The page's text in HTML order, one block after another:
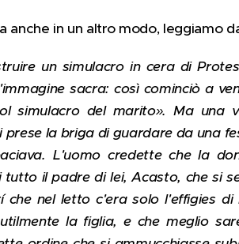
anche in un altro modo, leggiamo
un simulacro in cera di
sacra: così cominciò a
simulacro del marito». Ma
la briga di guardare da una
L'uomo credette che la
il padre di lei, Acasto, che si
nel letto c'era solo l'effigies
la figlia, e che meglio